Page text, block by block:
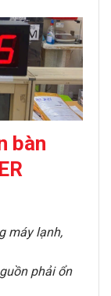
bàn
máy lạnh,
phải ổn